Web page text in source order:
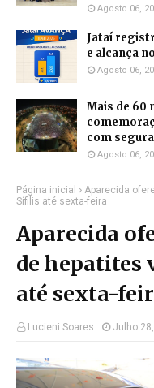
Agosto 06,
Jataí
e alcança
Agosto 06,
Mais de 60
com
Agosto 06,
Página inicial
Aparecida
Sífilis até sexta-feira
Aparecida
de hepatites
até sexta-
Lucieni Soares Julho 28,